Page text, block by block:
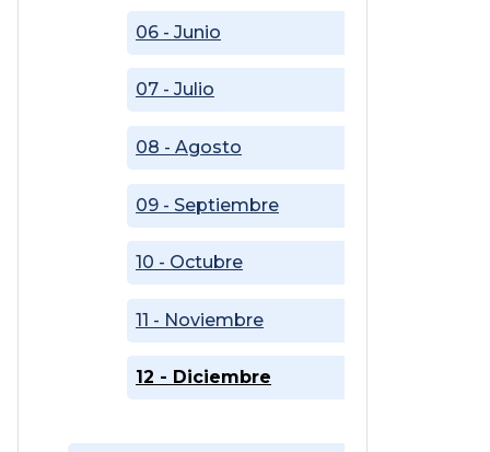
06 - Junio
07 - Julio
08 - Agosto
09 - Septiembre
10 - Octubre
11 - Noviembre
12 - Diciembre